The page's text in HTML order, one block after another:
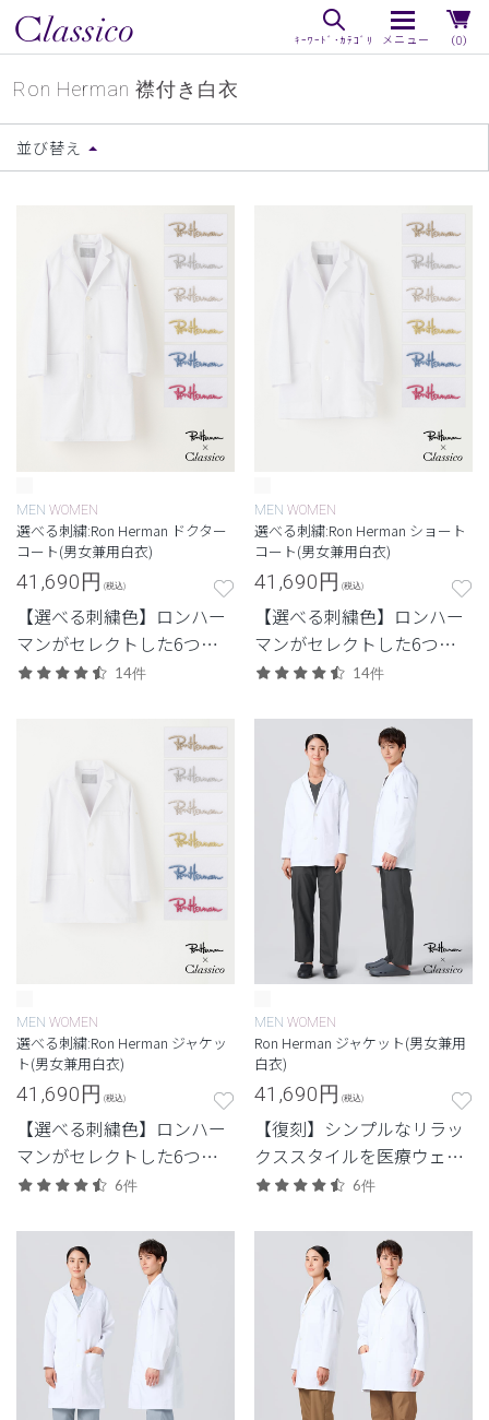
（0）
Ron Herman 襟付き白衣
並び替え
MEN WOMEN
選べる刺繍:Ron Herman ドクター
コート(男女兼用白衣)
41,690円 (税込)
【選べる刺繍色】ロンハー
マンがセレクトした6つの
刺繍色からつくる特別なド
14件
MEN WOMEN
選べる刺繍:Ron Herman ショート
コート(男女兼用白衣)
41,690円 (税込)
【選べる刺繍色】ロンハー
マンがセレクトした6つの
刺繍色からつくる特別なシ
14件
MEN WOMEN
選べる刺繍:Ron Herman ジャケッ
ト(男女兼用白衣)
41,690円 (税込)
【選べる刺繍色】ロンハー
マンがセレクトした6つの
刺繍色からつくる特別なジ
6件
MEN WOMEN
Ron Herman ジャケット(男女兼用
白衣)
41,690円 (税込)
【復刻】シンプルなリラッ
クススタイルを医療ウェア
に落とし込んだロンハーマ
ュアルさと品格を両立させ
たジャケット白衣。
6件